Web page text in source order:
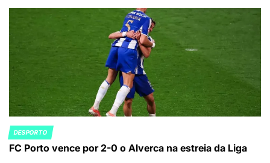
POSTED
IN
DESPORTO
FC Porto vence por 2-0 o Alverca na estreia da Liga